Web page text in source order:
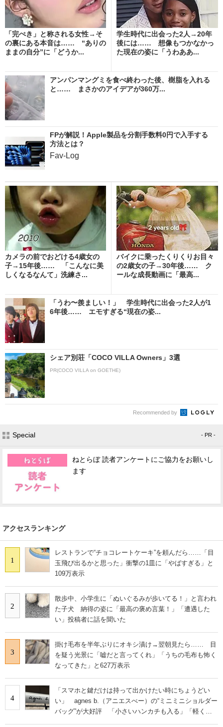
「完ぺき」と称される女性→そ
の裏にある本音は…… “ありの
ままの自分”に「どうか...
学生時代に出会った2人→20年
後には…… 想像もつかなかっ
た現在の姿に「うわああ...
アンパンマングミを食べ終わった後、樹脂を入れる
と…… まさかのアイデアが360万...
FPが解説！Apple製品を分割手数料0円で入手する
方法とは？
Fav-Log
カメラの前でおどける4歳女の
子→15年後…… 「こんなに美
しくなるなんて」洗練さ...
バイクに乗ったくりくりお目々
の2歳女の子→30年後…… ク
ールな成長動画に「最高...
「うわ〜羨ましい！」 学生時代に出会った2人が1
6年後…… エモすぎる“現在の姿...
シェア別荘「COCO VILLA Owners」3選
PR(COCO VILLA on GOETHE)
Recommended by
Special - PR -
ねとらぼ 読者アンケートにご協力をお願いし
ます
アクセスランキング
1
レストランで“チョコレートケーキ”を頼んだら……「目
玉飛び出るかと思った」衝撃の1皿に「やばすぎる」と
109万表示
2
散歩中、小学生に「ぬいぐるみが歩いてる！」と言われ
た子犬 納得の姿に「最高の褒め言葉！」「遭遇した
い」投稿者に話を聞いた
3
掛け毛布を半年ぶりにオキシ漬け→翌朝見たら…… 目
を疑う光景に「嘘だと言ってくれ」「うちの毛布も怖く
なってきた」と627万表示
4
「スマホと鍵だけは持って出かけたい時にちょうどい
い」 agnes b.（アニエスべー）の“ミニミニショルダー
バッグ”が大好評 「小さいハンカチも入る」「軽くて